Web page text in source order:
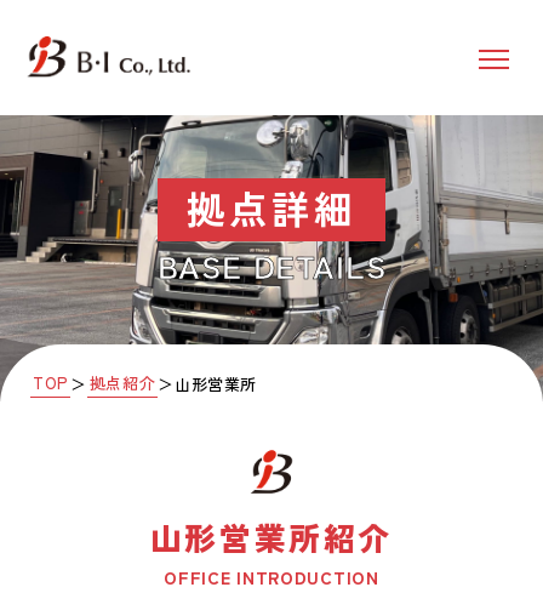
拠点詳細
BASE DETAILS
TOP ＞ 拠点紹介＞山形営業所
山形営業所紹介
OFFICE INTRODUCTION